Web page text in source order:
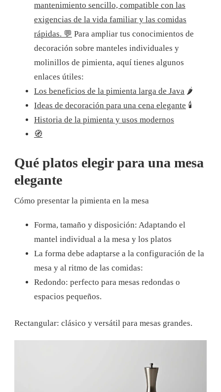
mantenimiento sencillo, compatible con las
exigencias de la vida familiar y las comidas
rápidas. 💬 Para ampliar tus conocimientos de
decoración sobre manteles individuales y
molinillos de pimienta, aquí tienes algunos
enlaces útiles:
Los beneficios de la pimienta larga de Java 🌶️
Ideas de decoración para una cena elegante 🕯️
Historia de la pimienta y usos modernos
🧭
Qué platos elegir para una mesa
elegante
Cómo presentar la pimienta en la mesa
Forma, tamaño y disposición: Adaptando el
mantel individual a la mesa y los platos
La forma debe adaptarse a la configuración de la
mesa y al ritmo de las comidas:
Redondo: perfecto para mesas redondas o
espacios pequeños.
Rectangular: clásico y versátil para mesas grandes.